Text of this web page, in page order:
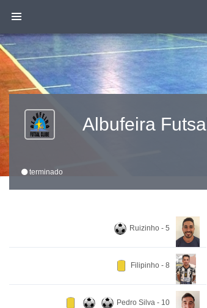
Albufeira Futsal
terminado
Ruizinho - 5
Filipinho - 8
Pedro Silva - 10